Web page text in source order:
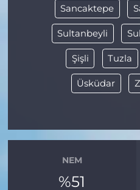
Sancaktepe
Sultanbeyli
Şişli Tuzla
Üsküdar
NEM
%51